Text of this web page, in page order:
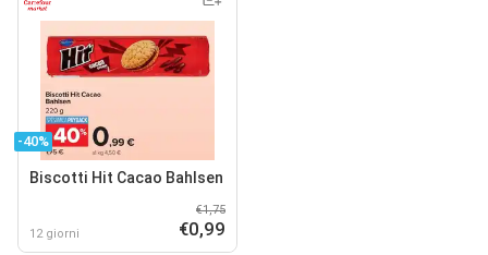
-40%
Biscotti Hit Cacao Bahlsen
12 giorni
€1,75
€0,99